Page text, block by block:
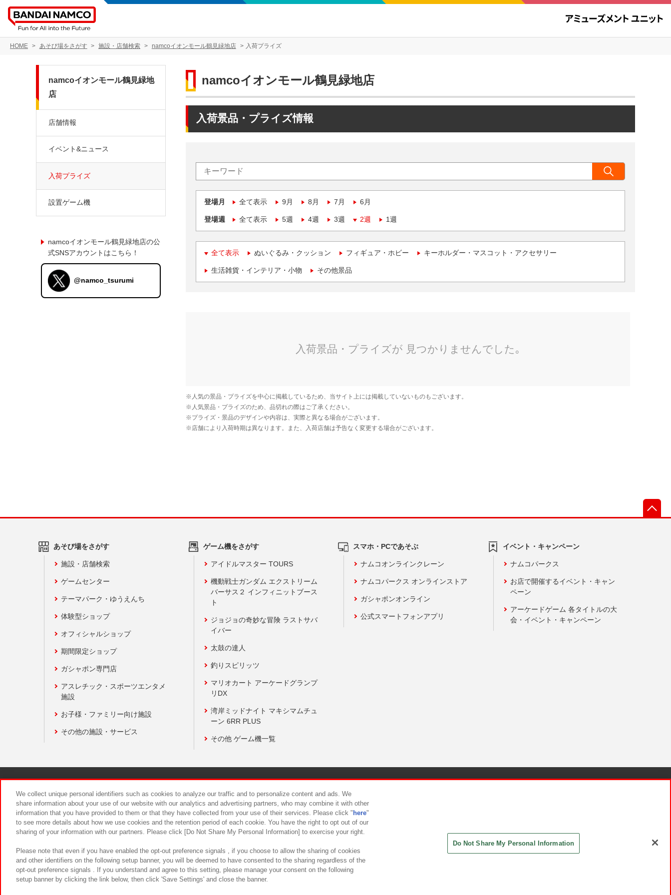
HOME あそび場をさがす 施設・店舗検索 namcoイオンモール鶴見緑地店 入荷プライズ
namcoイオンモール鶴見緑地店
入荷景品・プライズ情報
登場月 全て表示 9月 8月 7月 6月
登場週 全て表示 5週 4週 3週 2週 1週
全て表示 ぬいぐるみ・クッション フィギュア・ホビー キーホルダー・マスコット・アクセサリー
生活雑貨・インテリア・小物 その他景品
namcoイオンモール鶴見緑地
店
店舗情報
イベント&ニュース
入荷プライズ
設置ゲーム機
namcoイオンモール鶴見緑地店の公
式SNSアカウントはこちら！
@namco_tsurumi
あそび場をさがす
施設・店舗検索
ゲームセンター
テーマパーク・ゆうえんち
体験型ショップ
オフィシャルショップ
期間限定ショップ
ガシャポン専門店
アスレチック・スポーツエンタメ
施設
お子様・ファミリー向け施設
その他の施設・サービス
ゲーム機をさがす
アイドルマスター TOURS
機動戦士ガンダム エクストリーム
バーサス２ インフィニットブース
ト
ジョジョの奇妙な冒険 ラストサバ
イバー
太鼓の達人
釣りスピリッツ
マリオカート アーケードグランプ
リDX
湾岸ミッドナイト マキシマムチュ
ーン 6RR PLUS
その他 ゲーム機一覧
スマホ・PCであそぶ
ナムコオンラインクレーン
ナムコパークス オンラインストア
ガシャポンオンライン
公式スマートフォンアプリ
イベント・キャンペーン
ナムコパークス
お店で開催するイベント・キャン
ペーン
アーケードゲーム 各タイトルの大
会・イベント・キャンペーン
食品のご提供について カスタマーハラスメント対応方針
We collect unique personal identifiers such as cookies to analyze our traffic and to personalize content and ads. We
share information about your use of our website with our analytics and advertising partners, who may combine it with other
information that you have provided to them or that they have collected from your use of their services. Please click " here"
to see more details about how we use cookies and the retention period of each cookie. You have the right to opt out of our
sharing of your information with our partners. Please click [Do Not Share My Personal Information] to exercise your right.
Please note that even if you have enabled the opt-out preference signals , if you choose to allow the sharing of cookies
and other identifiers on the following setup banner, you will be deemed to have consented to the sharing regardless of the
opt-out preference signals . If you understand and agree to this setting, please manage your consent on the following
setup banner by clicking the link below, then click 'Save Settings' and close the banner.
Do Not Share My Personal Information